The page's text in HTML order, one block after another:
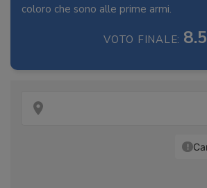
coloro che sono alle prime armi.
VOTO FINALE: 8.5